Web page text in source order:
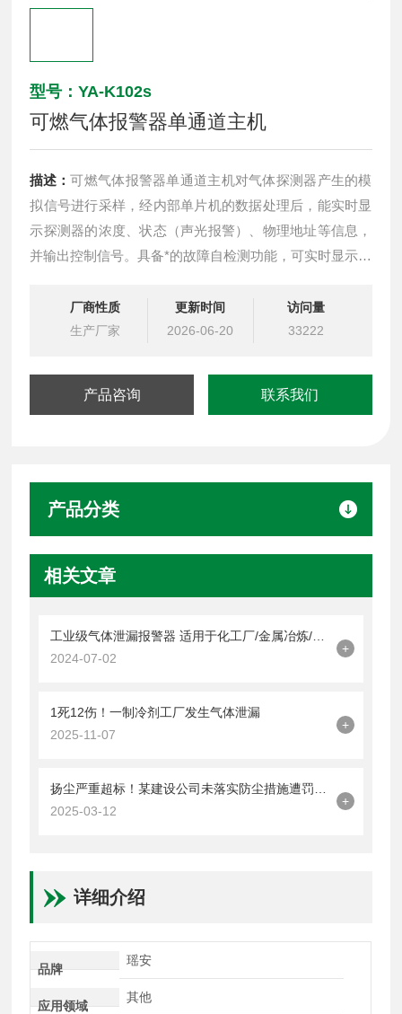
型号：YA-K102s
可燃气体报警器单通道主机
描述：可燃气体报警器单通道主机对气体探测器产生的模
拟信号进行采样，经内部单片机的数据处理后，能实时显
示探测器的浓度、状态（声光报警）、物理地址等信息，
并输出控制信号。具备*的故障自检测功能，可实时显示系
厂商性质
生产厂家
更新时间
2026-06-20
访问量
33222
产品咨询 联系我们
产品分类
相关文章
2024-07-02
+
1死12伤！一制冷剂工厂发生气体泄漏
2025-11-07
+
2025-03-12
+
详细介绍
品牌
瑶安
应用领域
其他